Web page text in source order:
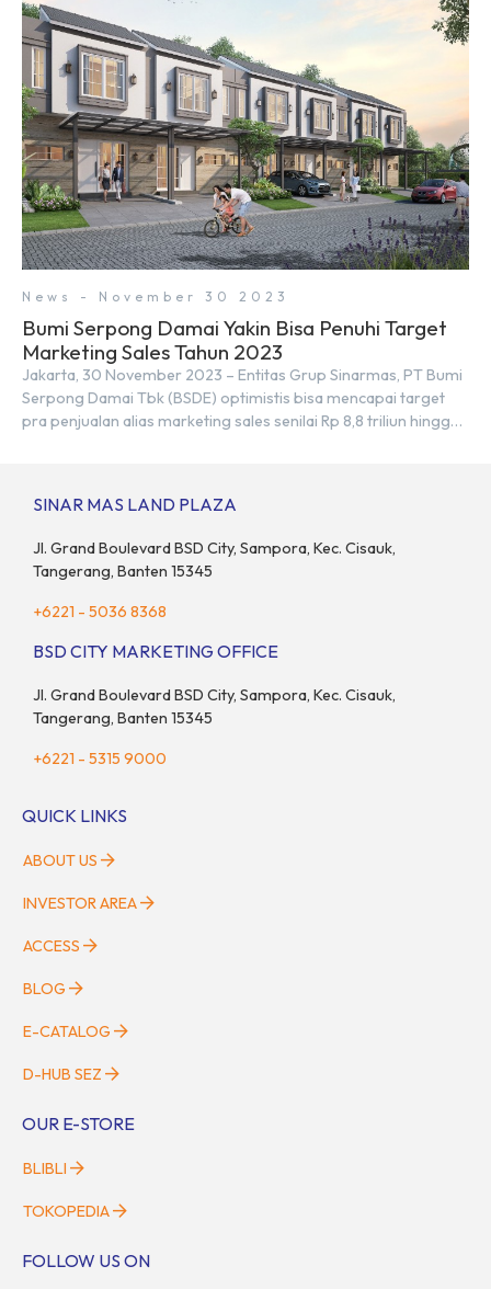
kurang tepat. Sebab Serpong dan BSD merupakan dua
kawasan yang berbeda. Berikut penjelasannya. Baca Juga: […]
News - November 30 2023
Bumi Serpong Damai Yakin Bisa Penuhi Target
Marketing Sales Tahun 2023
Jakarta, 30 November 2023 – Entitas Grup Sinarmas, PT Bumi
Serpong Damai Tbk (BSDE) optimistis bisa mencapai target
pra penjualan alias marketing sales senilai Rp 8,8 triliun hingga
target. “Kami yakin target […]
SINAR MAS LAND PLAZA
Jl. Grand Boulevard BSD City, Sampora, Kec. Cisauk,
Tangerang, Banten 15345
+6221 - 5036 8368
BSD CITY MARKETING OFFICE
Jl. Grand Boulevard BSD City, Sampora, Kec. Cisauk,
Tangerang, Banten 15345
+6221 - 5315 9000
QUICK LINKS
ABOUT US
INVESTOR AREA
ACCESS
BLOG
E-CATALOG
D-HUB SEZ
OUR E-STORE
BLIBLI
TOKOPEDIA
FOLLOW US ON